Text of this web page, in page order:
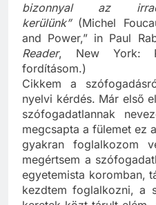
bizonnyal az
kerülünk” (Michel
and Power,” in Paul
Reader, New York:
fordításom.)
Cikkem a
nyelvi kérdés. Már első
szófogadatlannak
megcsapta a fülemet ez
gyakran foglalkozom
megértsem a
egyetemista koromban,
kezdtem foglalkozni, a